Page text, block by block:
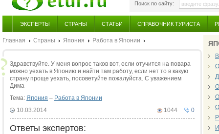
Поиск по сайту:
ЭКСПЕРТЫ СТРАНЫ СТАТЬИ СПРАВОЧНИК ТУРИСТА
Главная Страны Япония Работа в Японии
Здравствуйте. У меня вопрос таков вот, если отучится на повара
можно уехать в Японию и найти там работу, если нет то в какую
страну проще уехать, посоветуйте пожалуйста. С уважением
Дима
Тема: Япония – Работа в Японии
0
1044
10.03.2014
Ответы экспертов: